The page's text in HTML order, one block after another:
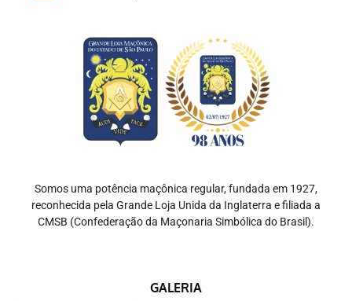
Somos uma potência maçônica regular, fundada em 1927,
reconhecida pela Grande Loja Unida da Inglaterra e filiada a
CMSB (Confederação da Maçonaria Simbólica do Brasil).
GALERIA